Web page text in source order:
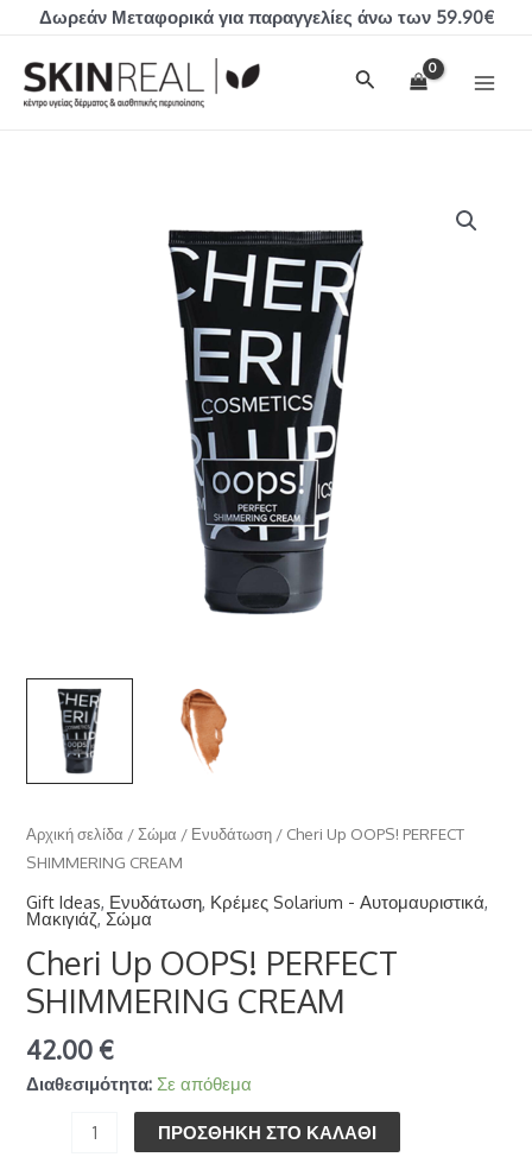
Μετάβαση
περιεχόμενο
Δωρεάν Μεταφορικά για παραγγελίες άνω των 59.90€
Αναζήτηση
Αρχική σελίδα /Σώμα / Ενυδάτωση / Cheri Up OOPS! PERFECT
SHIMMERING CREAM
Gift Ideas Ενυδάτωση Κρέμες Solarium - Αυτομαυριστικά
Μακιγιάζ ,Σώμα
Cheri Up OOPS! PERFECT
SHIMMERING CREAM
42.00€
Διαθεσιμότητα: Σε απόθεμα
ΠΡΟΣΘΉΚΗ ΣΤΟ ΚΑΛΆΘΙ